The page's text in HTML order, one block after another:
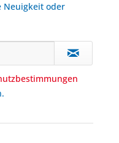
Neuigkeit oder